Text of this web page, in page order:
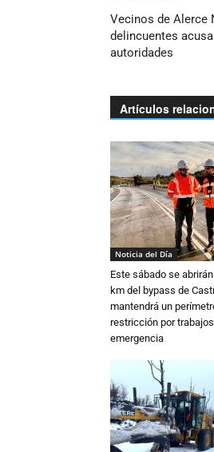
Vecinos de Alerce
delincuentes
autoridades
Artículos
Noticia del Día
Este sábado se
km del bypass de
mantendrá un
restricción por
emergencia